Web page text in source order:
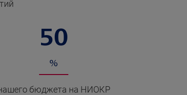
50
%
бюджета на НИОКР